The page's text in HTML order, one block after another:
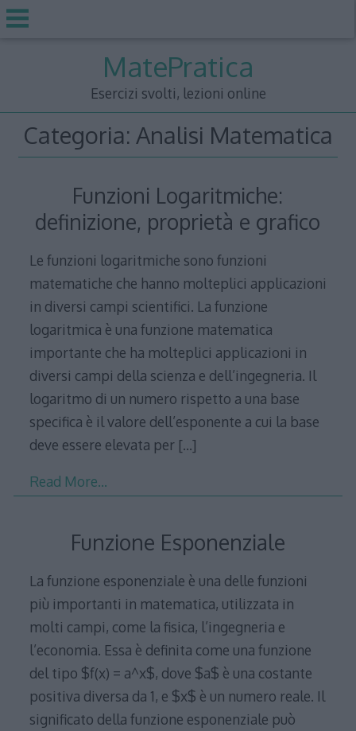
MatePratica
Esercizi svolti, lezioni online
Categoria: Analisi Matematica
Funzioni Logaritmiche:
definizione, proprietà e grafico
Le funzioni logaritmiche sono funzioni
matematiche che hanno molteplici applicazioni
in diversi campi scientifici. La funzione
logaritmica è una funzione matematica
importante che ha molteplici applicazioni in
diversi campi della scienza e dell’ingegneria. Il
logaritmo di un numero rispetto a una base
specifica è il valore dell’esponente a cui la base
deve essere elevata per […]
Read More…
Funzione Esponenziale
La funzione esponenziale è una delle funzioni
più importanti in matematica, utilizzata in
molti campi, come la fisica, l’ingegneria e
l’economia. Essa è definita come una funzione
del tipo $f(x) = a^x$, dove $a$ è una costante
positiva diversa da 1, e $x$ è un numero reale. Il
significato della funzione esponenziale può